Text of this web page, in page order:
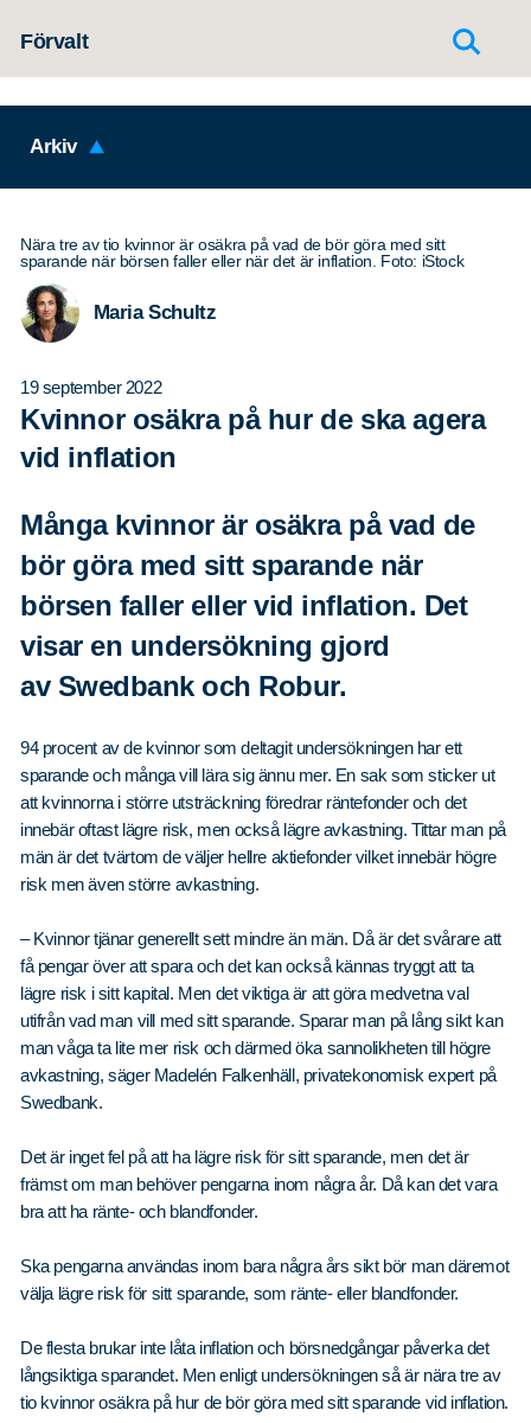
Förvalt
Arkiv
Nära tre av tio kvinnor är osäkra på vad de bör göra med sitt
sparande när börsen faller eller när det är inflation. Foto: iStock
Maria Schultz
19 september 2022
Kvinnor osäkra på hur de ska agera
vid inflation
Många kvinnor är osäkra på vad de
bör göra med sitt sparande när
börsen faller eller vid inflation. Det
visar en undersökning gjord
av Swedbank och Robur.
94 procent av de kvinnor som deltagit undersökningen har ett
sparande och många vill lära sig ännu mer. En sak som sticker ut
att kvinnorna i större utsträckning föredrar räntefonder och det
innebär oftast lägre risk, men också lägre avkastning. Tittar man på
män är det tvärtom de väljer hellre aktiefonder vilket innebär högre
risk men även större avkastning.
– Kvinnor tjänar generellt sett mindre än män. Då är det svårare att
få pengar över att spara och det kan också kännas tryggt att ta
lägre risk i sitt kapital. Men det viktiga är att göra medvetna val
utifrån vad man vill med sitt sparande. Sparar man på lång sikt kan
man våga ta lite mer risk och därmed öka sannolikheten till högre
avkastning, säger Madelén Falkenhäll, privatekonomisk expert på
Swedbank.
Det är inget fel på att ha lägre risk för sitt sparande, men det är
främst om man behöver pengarna inom några år. Då kan det vara
bra att ha ränte- och blandfonder.
Ska pengarna användas inom bara några års sikt bör man däremot
välja lägre risk för sitt sparande, som ränte- eller blandfonder.
De flesta brukar inte låta inflation och börsnedgångar påverka det
långsiktiga sparandet. Men enligt undersökningen så är nära tre av
tio kvinnor osäkra på hur de bör göra med sitt sparande vid inflation.